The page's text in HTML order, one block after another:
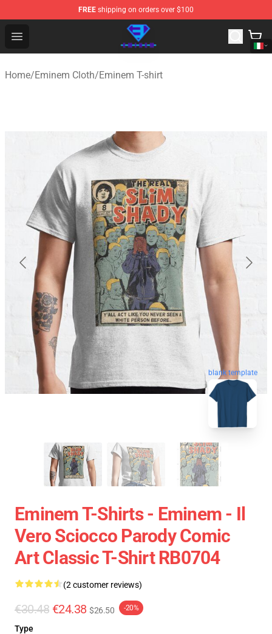
FREE shipping on orders over $100
Open menu
Eminem Store - Official Eminem Merchandise Shop
Home/Eminem Cloth/Eminem T-shirt
blank template
Eminem T-Shirts - Eminem - Il
Vero Sciocco Parody Comic
Art Classic T-Shirt RB0704
(2 customer reviews)
€30.48 €24.38 $26.50 -20%
Type